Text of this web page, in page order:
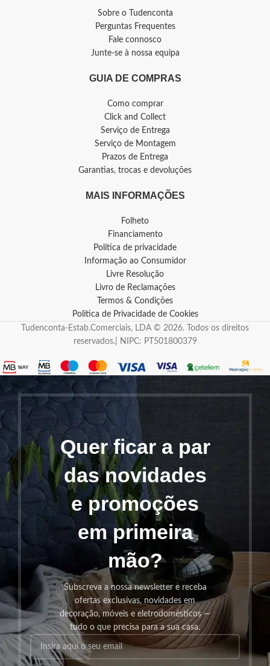
Sobre o Tudenconta
Perguntas Frequentes
Fale connosco
Junte-se à nossa equipa
GUIA DE COMPRAS
Como comprar
Click and Collect
Serviço de Entrega
Serviço de Montagem
Prazos de Entrega
Garantias, trocas e devoluções
MAIS INFORMAÇÕES
Folheto
Financiamento
Política de privacidade
Informação ao Consumidor
Livre Resolução
Livro de Reclamações
Termos & Condições
Política de Privacidade de Cookies
Tudenconta-Estab.Comerciais, LDA © 2026. Todos os direitos
reservados.| NIPC: PT501800379
Quer ficar a par
das novidades
e promoções
em primeira
mão?
Subscreva a nossa newsletter e receba
ofertas exclusivas, novidades em
decoração, móveis e eletrodomésticos —
tudo o que precisa para a sua casa.